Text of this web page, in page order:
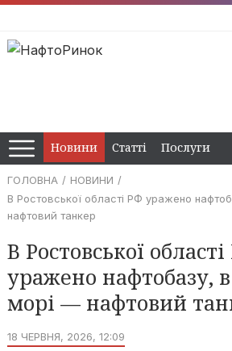
Новини Статті Послуги
ГОЛОВНА
НОВИНИ
В Ростовської області РФ уражено
нафтовий танкер
В Ростовської
уражено нафтобазу,
морі — нафтовий
18 ЧЕРВНЯ, 2026, 12:09